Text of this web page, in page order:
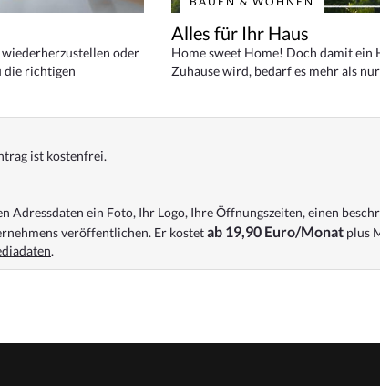
wiederherzustellen oder
die richtigen
Alles für Ihr Haus
Home sweet Home! Doch damit ein
Zuhause wird, bedarf es mehr als
ist kostenfrei.
Adressdaten ein Foto, Ihr Logo, Ihre Öffnungszeiten, einen
veröffentlichen. Er kostetab 19,90 Euro/Monat plus
.